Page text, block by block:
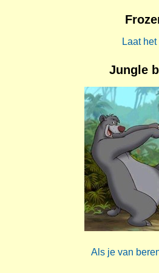
Laat
Jungle
Als je van